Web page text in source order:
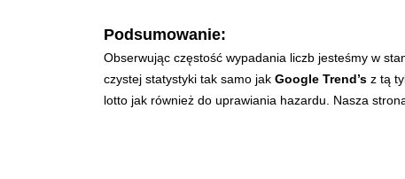
Podsumowanie:
Obserwując częstość wypadania liczb jesteśmy w
czystej statystyki tak samo jak Google Trend’s z tą
lotto jak również do uprawiania hazardu. Nasza